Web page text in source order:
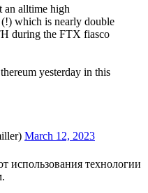
an alltime high
which is nearly double
during the FTX fiasco
yesterday in this
March 12, 2023
использования технологии